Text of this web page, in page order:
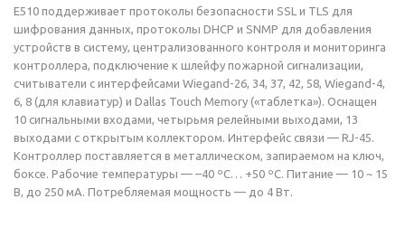
E510 поддерживает протоколы безопасности SSL и TLS для
шифрования данных, протоколы DHCP и SNMP для добавления
устройств в систему, централизованного контроля и мониторинга
контроллера, подключение к шлейфу пожарной сигнализации,
считыватели с интерфейсами Wiegand-26, 34, 37, 42, 58, Wiegand-4,
6, 8 (для клавиатур) и Dallas Touch Memory («таблетка»). Оснащен
10 сигнальными входами, четырьмя релейными выходами, 13
выходами с открытым коллектором. Интерфейс связи — RJ-45.
Контроллер поставляется в металлическом, запираемом на ключ,
боксе. Рабочие температуры — –40 ºС… +50 ºС. Питание — 10 ~ 15
В, до 250 мА. Потребляемая мощность — до 4 Вт.